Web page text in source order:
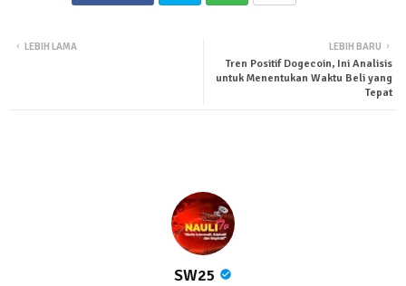
tsa
LEBIH BARU
Tren Positif Dogecoin, Ini Analisis
untuk Menentukan Waktu Beli yang
Tepat
LEBIH LAMA
SW25